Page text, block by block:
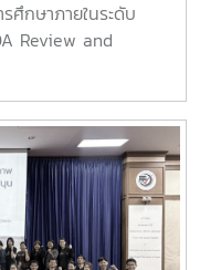
ศึกษาภายในระดับ
Review and
ได้รับเกียรติจาก รอง
มฤทธิ์สกุล เป็นประธาน
ราจารย์ ดร.ปรีดา ศรี
มครั้งนี้ได้รับเกียรติจาก
Caceres ,Lead
าสตราจารย์ ดร.วรรณ
รเศรษฐศาสตรบัณฑิต